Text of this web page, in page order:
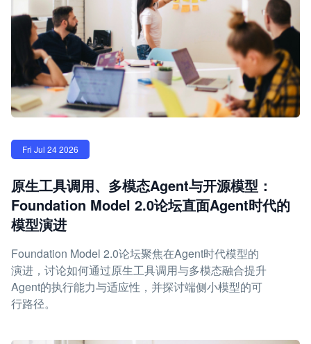
Fri Jul 24 2026
原生工具调用、多模态Agent与开源模型：
Foundation Model 2.0论坛直面Agent时代的
模型演进
Foundation Model 2.0论坛聚焦在Agent时代模型的
演进，讨论如何通过原生工具调用与多模态融合提升
Agent的执行能力与适应性，并探讨端侧小模型的可
行路径。